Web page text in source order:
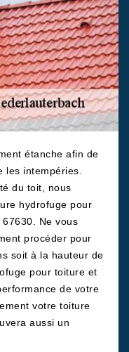
étanche afin de
les intempéries.
du toit, nous
hydrofuge pour
Ne vous
procéder pour
soit à la hauteur de
pour toiture et
de votre
votre toiture
aussi un